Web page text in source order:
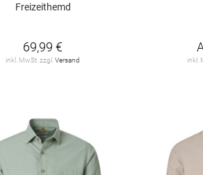
Freizeithemd
69,99 €
inkl. MwSt. zzgl.Versand inkl.